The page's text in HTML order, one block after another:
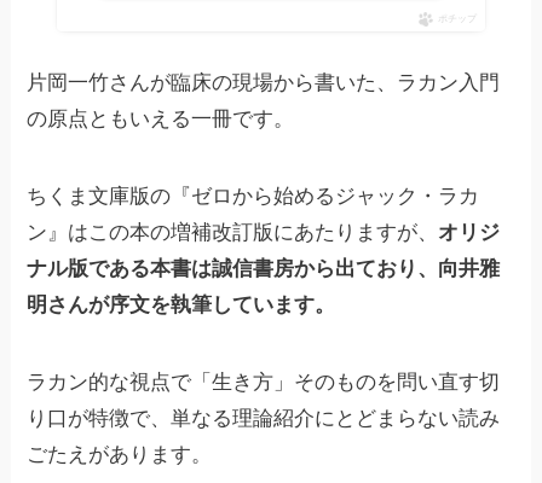
ポチップ
片岡一竹さんが臨床の現場から書いた、ラカン入門
の原点ともいえる一冊です。
ちくま文庫版の『ゼロから始めるジャック・ラカ
ン』はこの本の増補改訂版にあたりますが、 オリジ
ナル版である本書は誠信書房から出ており、向井雅
明さんが序文を執筆しています。
ラカン的な視点で「生き方」そのものを問い直す切
り口が特徴で、単なる理論紹介にとどまらない読み
ごたえがあります。